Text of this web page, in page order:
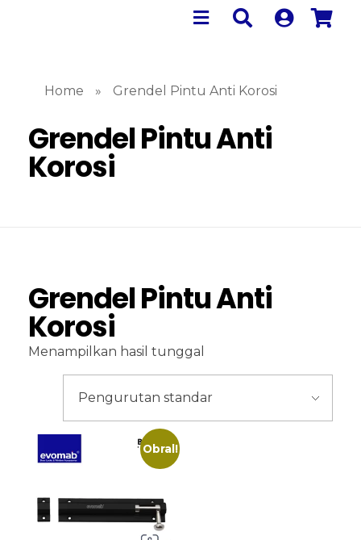
Home » Grendel Pintu Anti Korosi
Grendel Pintu Anti
Korosi
Grendel Pintu Anti
Korosi
Menampilkan hasil tunggal
Obral!